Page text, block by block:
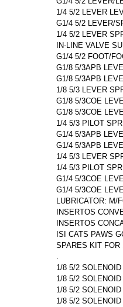
1/4 5/2 LEVER
G1/4 5/2 LEVER/
1/4 5/2 LEVER
IN-LINE VALVE
G1/4 5/2 FOOT/
G1/8 5/3APB
G1/8 5/3APB
1/8 5/3 LEVER
G1/8 5/3COE
G1/8 5/3COE
1/4 5/3 PILOT
G1/4 5/3APB
G1/4 5/3APB
1/4 5/3 LEVER
1/4 5/3 PILOT
G1/4 5/3COE
G1/4 5/3COE
LUBRICATOR: M/
INSERTOS
INSERTOS
ISI CATS PAWS
SPARES KIT FOR
.
1/8 5/2
1/8 5/2
1/8 5/2
1/8 5/2